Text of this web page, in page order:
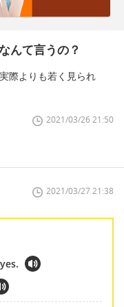
んて言うの？
際よりも若く見られ
2021/03/26 21:50
2021/03/27 21:38